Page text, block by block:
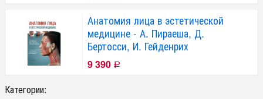
Анатомия лица в эстетической
медицине - А. Пираеша, Д.
Бертосси, И. Гейденрих
9 390 Р
Категории: